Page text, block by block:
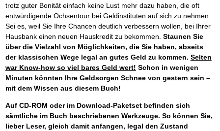
trotz guter Bonität einfach keine Lust mehr dazu haben, die oft
entwürdigende Ochsentour bei Geldinstituten auf sich zu nehmen.
Sei es, weil Sie Ihre Chancen deutlich verbessern wollen, bei Ihrer
Hausbank einen neuen Hauskredit zu bekommen. Staunen Sie
über die Vielzahl von Möglichkeiten, die Sie haben, abseits
der klassischen Wege legal an gutes Geld zu kommen. Selten
war Know-how so viel bares Geld wert! Schon in wenigen
Minuten könnten Ihre Geldsorgen Schnee von gestern sein –
mit dem Wissen aus diesem Buch!
Auf CD-ROM oder im Download-Paketset befinden sich
sämtliche im Buch beschriebenen Werkzeuge. So können Sie,
lieber Leser, gleich damit anfangen, legal den Zustand